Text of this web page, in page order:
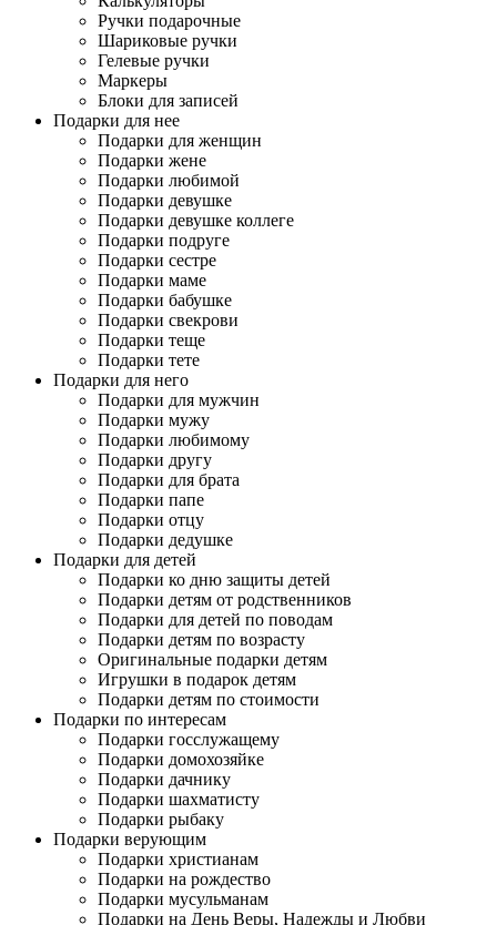
Ручки подарочные
Шариковые ручки
Гелевые ручки
Маркеры
Блоки для записей
Подарки для нее
Подарки для женщин
Подарки жене
Подарки любимой
Подарки девушке
Подарки девушке коллеге
Подарки подруге
Подарки сестре
Подарки маме
Подарки бабушке
Подарки свекрови
Подарки теще
Подарки тете
Подарки для него
Подарки для мужчин
Подарки мужу
Подарки любимому
Подарки другу
Подарки для брата
Подарки папе
Подарки отцу
Подарки дедушке
Подарки для детей
Подарки ко дню защиты детей
Подарки детям от родственников
Подарки для детей по поводам
Подарки детям по возрасту
Оригинальные подарки детям
Игрушки в подарок детям
Подарки детям по стоимости
Подарки по интересам
Подарки госслужащему
Подарки домохозяйке
Подарки дачнику
Подарки шахматисту
Подарки рыбаку
Подарки верующим
Подарки христианам
Подарки на рождество
Подарки мусульманам
Подарки на День Веры, Надежды и Любви